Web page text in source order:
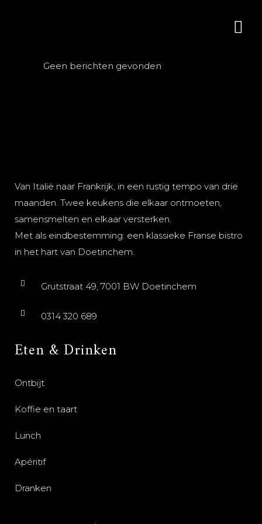
Geen berichten gevonden
Van Italië naar Frankrijk, in een rustig tempo van drie
maanden. Twee keukens die elkaar ontmoeten,
samensmelten en elkaar versterken.
Met als eindbestemming: een klassieke Franse bistro
in het hart van Doetinchem.
Grutstraat 49, 7001 BW Doetinchem
0314 320 689
Eten & Drinken
Ontbijt
Koffie en taart
Lunch
Apéritif
Dranken